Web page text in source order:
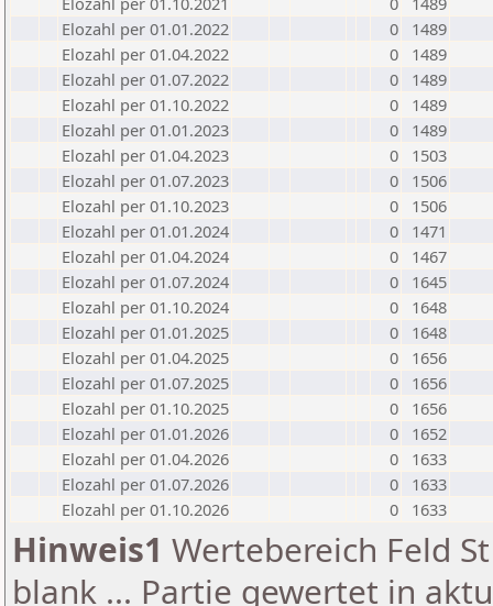
Elozahl per 01.01.2022
0
1489
Elozahl per 01.04.2022
0
1489
Elozahl per 01.07.2022
0
1489
Elozahl per 01.10.2022
0
1489
Elozahl per 01.01.2023
0
1489
Elozahl per 01.04.2023
0
1503
Elozahl per 01.07.2023
0
1506
Elozahl per 01.10.2023
0
1506
Elozahl per 01.01.2024
0
1471
Elozahl per 01.04.2024
0
1467
Elozahl per 01.07.2024
0
1645
Elozahl per 01.10.2024
0
1648
Elozahl per 01.01.2025
0
1648
Elozahl per 01.04.2025
0
1656
Elozahl per 01.07.2025
0
1656
Elozahl per 01.10.2025
0
1656
Elozahl per 01.01.2026
0
1652
Elozahl per 01.04.2026
0
1633
Elozahl per 01.07.2026
0
1633
Elozahl per 01.10.2026
0 1633
Hinweis1 Wertebereich Feld
blank ... Partie gewertet in